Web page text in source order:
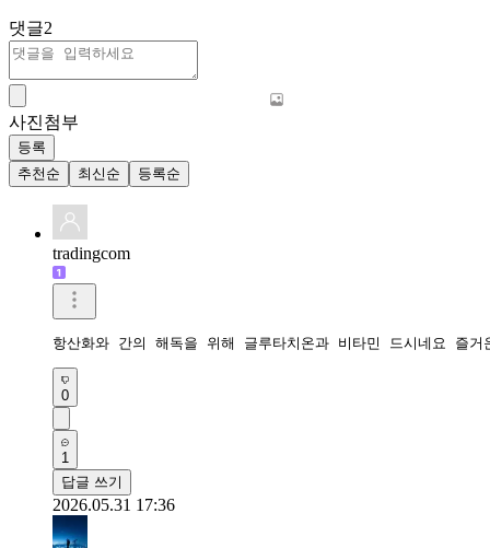
댓글2
사진첨부
등록
추천순
최신순 등록순
tradingcom
항산화와 간의 해독을 위해 글루타치온과 비타민 드시네요 즐
0
1
답글 쓰기
2026.05.31 17:36